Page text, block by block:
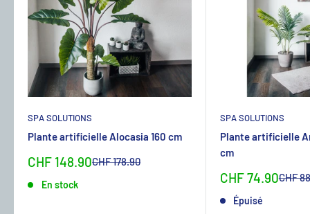
SPA SOLUTIONS
Plante artificielle Alocasia 160 cm
Sonderpreis
CHF 148.90Normalpreis
CHF 178.90
En stock
SPA SOLUTIONS
Plante artificielle
cm
Sonderpreis
CHF 74.90CHF
Épuisé